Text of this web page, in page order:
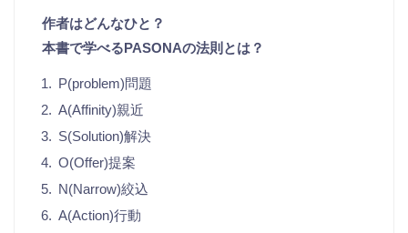
作者はどんなひと？
本書で学べるPASONAの法則とは？
P(problem)問題
A(Affinity)親近
S(Solution)解決
O(Offer)提案
N(Narrow)絞込
A(Action)行動